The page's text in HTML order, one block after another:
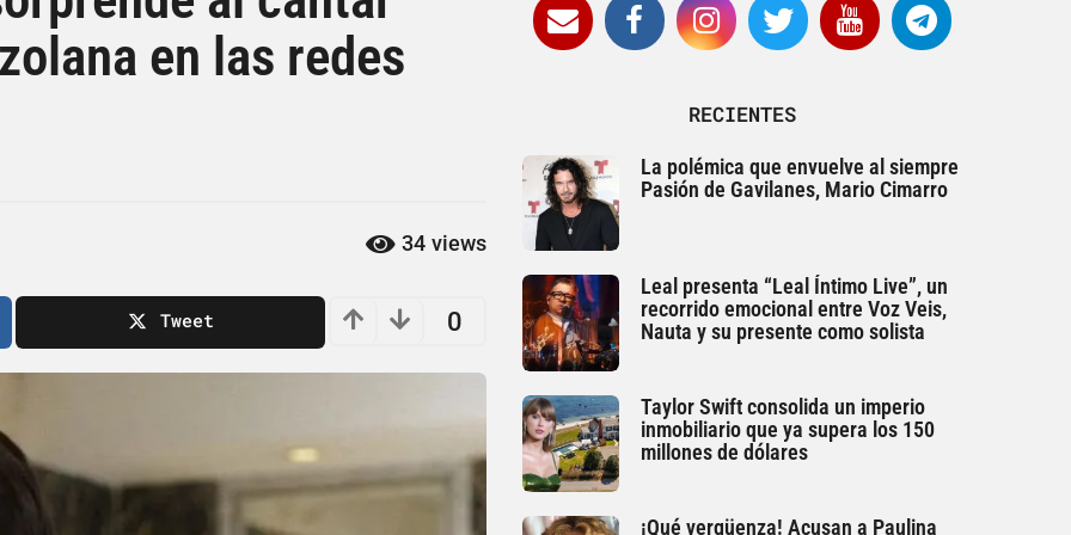
en las redes
34 views
0
Tweet
RECIENTES
La polémica que envuelve al siempre
Pasión de Gavilanes, Mario Cimarro
Leal presenta “Leal Íntimo Live”, un
recorrido emocional entre Voz Veis,
Nauta y su presente como solista
Taylor Swift consolida un imperio
inmobiliario que ya supera los 150
millones de dólares
¡Qué vergüenza! Acusan a Paulina